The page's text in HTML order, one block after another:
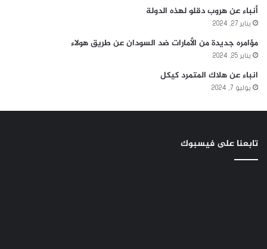
أنباء عن هروب دقلو لهذه الدولة
يناير 27, 2024
مؤامره جديدة من الأمارات ضد السودان عن طريق هولاء
يناير 25, 2024
انباء عن هلاك المتمرد كيكل
يوليو 7, 2024
تابعنا على فيسبوك